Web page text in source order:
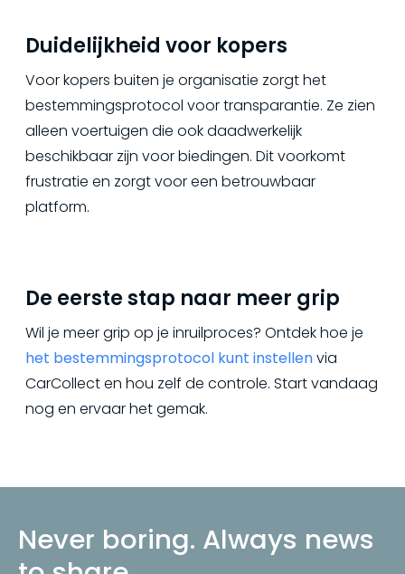
Duidelijkheid voor kopers
Voor kopers buiten je organisatie zorgt het
bestemmingsprotocol voor transparantie. Ze zien
alleen voertuigen die ook daadwerkelijk
beschikbaar zijn voor biedingen. Dit voorkomt
frustratie en zorgt voor een betrouwbaar
platform.
De eerste stap naar meer grip
Wil je meer grip op je inruilproces? Ontdek hoe je
het bestemmingsprotocol kunt instellenvia
CarCollect en hou zelf de controle. Start vandaag
nog en ervaar het gemak.
Never boring. Always news